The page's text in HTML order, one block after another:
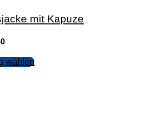
mit Kapuze
wählen